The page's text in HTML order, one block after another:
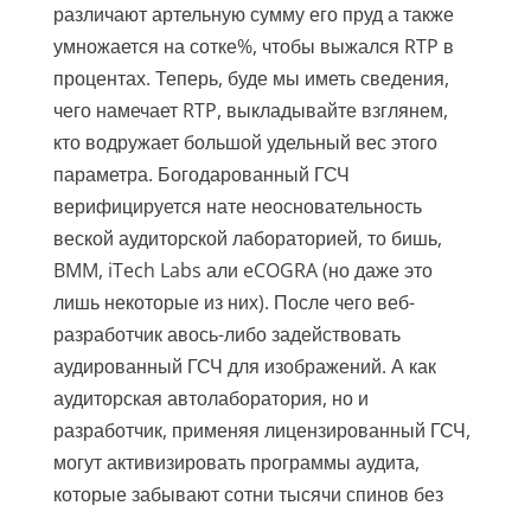
различают артельную сумму его пруд а также
умножается на сотке%, чтобы выжался RTP в
процентах. Теперь, буде мы иметь сведения,
чего намечает RTP, выкладывайте взглянем,
кто водружает большой удельный вес этого
параметра. Богодарованный ГСЧ
верифицируется нате неосновательность
веской аудиторской лабораторией, то бишь,
BMM, iTech Labs али eCOGRA (но даже это
лишь некоторые из них). После чего веб-
разработчик авось-либо задействовать
аудированный ГСЧ для изображений. А как
аудиторская автолаборатория, но и
разработчик, применяя лицензированный ГСЧ,
могут активизировать программы аудита,
которые забывают сотни тысячи спинов без